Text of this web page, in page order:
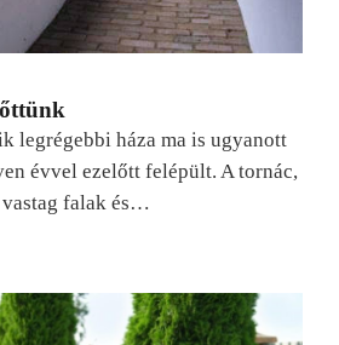
legrégebbi háza ma is ugyanott
évvel ezelőtt felépült. A tornác,
vastag falak és…